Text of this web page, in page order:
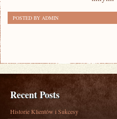
POSTED BY ADMIN
Recent Posts
Historie Klientów i Sukcesy